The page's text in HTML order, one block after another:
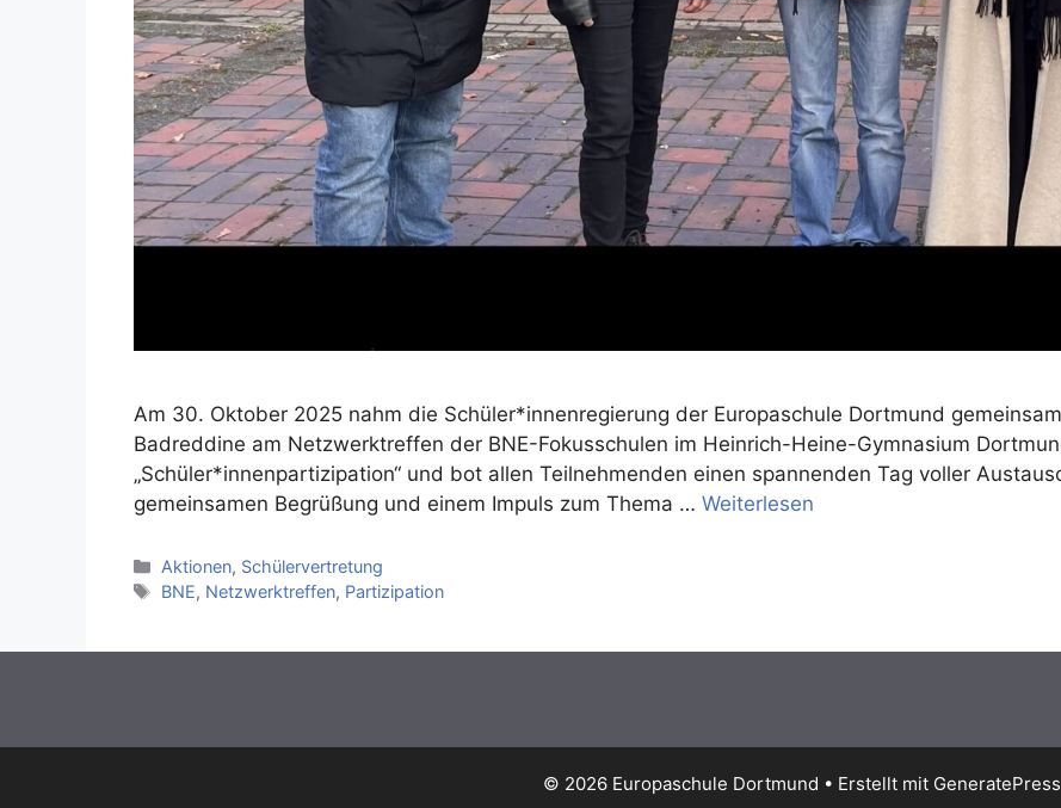
Am 30. Oktober 2025 nahm die Schüler*innenregierung der Europaschule Dortmund
Badreddine am Netzwerktreffen der BNE-Fokusschulen im Heinrich-Heine-Gymnasium
„Schüler*innenpartizipation“ und bot allen Teilnehmenden einen spannenden Tag voller
gemeinsamen Begrüßung und einem Impuls zum Thema … Weiterlesen
Kategorien
Aktionen, Schülervertretung
Schlagwörter
BNE, Netzwerktreffen, Partizipation
© 2026 Europaschule Dortmund • Erstellt mit GeneratePress